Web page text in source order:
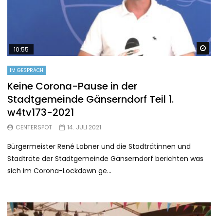
10:55
IM GESPRÄCH
Keine Corona-Pause in der
Stadtgemeinde Gänserndorf Teil 1.
w4tv173-2021
CENTERSPOT 14. JULI 2021
Bürgermeister René Lobner und die Stadträtinnen und
Stadträte der Stadtgemeinde Gänserndorf berichten was
sich im Corona-Lockdown ge...